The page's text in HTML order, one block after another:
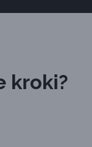
kroki?